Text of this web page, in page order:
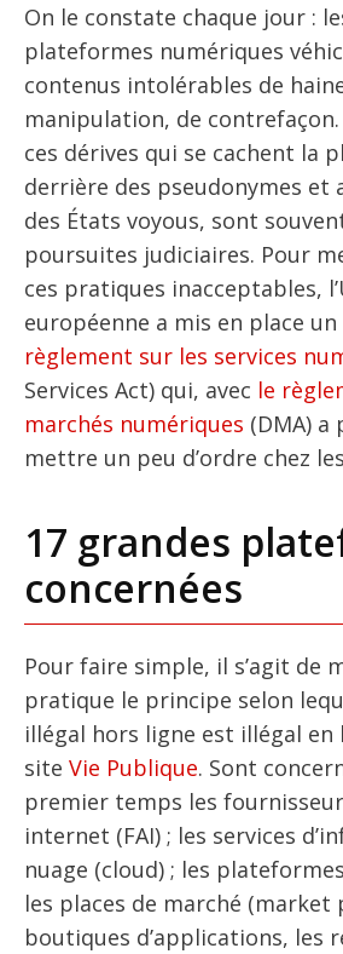
On le constate chaque jour :
plateformes numériques
contenus intolérables de
manipulation, de
ces dérives qui se cachent la
derrière des pseudonymes et
des États voyous, sont
poursuites judiciaires. Pour
ces pratiques inacceptables,
européenne a mis en place un
règlement sur les services
Services Act) qui, avec le
marchés numériques (DMA)
mettre un peu d’ordre chez
17 grandes
concernées
Pour faire simple, il s’agit de
pratique le principe selon
illégal hors ligne est illégal en
site Vie Publique. Sont
premier temps les
internet (FAI) ; les services
nuage (cloud) ; les
les places de marché (market
boutiques d’applications, les